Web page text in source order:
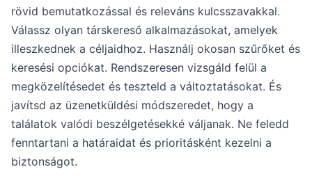
rövid bemutatkozással és releváns kulcsszavakkal.
Válassz olyan társkereső alkalmazásokat, amelyek
illeszkednek a céljaidhoz. Használj okosan szűrőket és
keresési opciókat. Rendszeresen vizsgáld felül a
megközelítésedet és teszteld a változtatásokat. És
javítsd az üzenetküldési módszeredet, hogy a
találatok valódi beszélgetésekké váljanak. Ne feledd
fenntartani a határaidat és prioritásként kezelni a
biztonságot.